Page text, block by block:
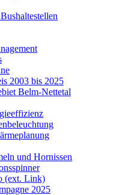
2003 bis 2025
Belm-Nettetal
und Hornissen
(ext. Link)
2025